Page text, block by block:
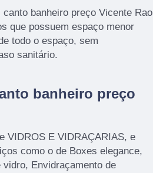
banheiro preço Vicente Rao
que possuem espaço menor
todo o espaço, sem
sanitário.
banheiro preço
VIDROS E VIDRAÇARIAS, e
como o de Boxes elegance,
vidro, Envidraçamento de